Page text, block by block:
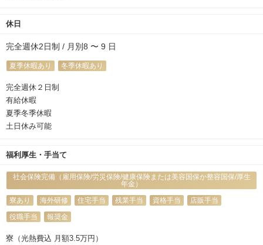
休日
完全週休2日制 / 月別8 〜 9 日
夏季休暇あり 冬季休暇あり
完全週休２日制
有給休暇
夏季冬季休暇
土日休み可能
福利厚生・手当て
社会保険完備（雇用保険/労災保険/健康保険または美容国保か整容国保/厚生
年金）
寮あり
海外研修 住宅手当 残業手当 資格手当
店販手当
役職手当
報奨金
寮（光熱費込 月額3.5万円）